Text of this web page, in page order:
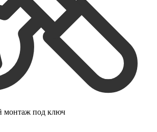
монтаж под ключ